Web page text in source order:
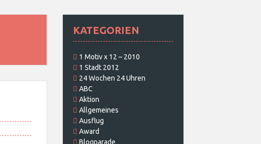
KATEGORIEN
1 Motiv x 12 – 2010
1 Stadt 2012
24 Wochen 24 Uhren
ABC
Aktion
Allgemeines
Ausflug
Award
Blogparade